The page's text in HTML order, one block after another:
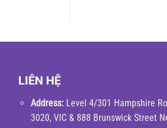
LIÊN HỆ
Address: Level 4/301 Hampshire
3020, VIC & 888 Brunswick Street